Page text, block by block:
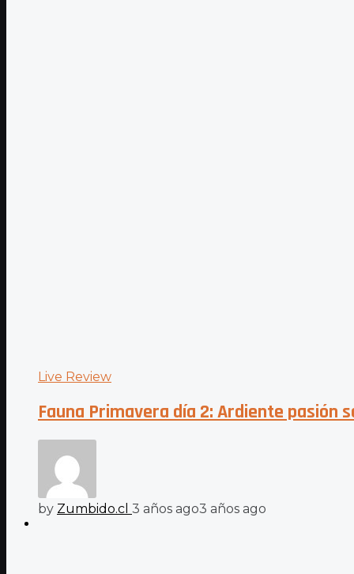
Live Review
Fauna Primavera día 2: Ardiente pasión
by Zumbido.cl 3 años ago3 años ago